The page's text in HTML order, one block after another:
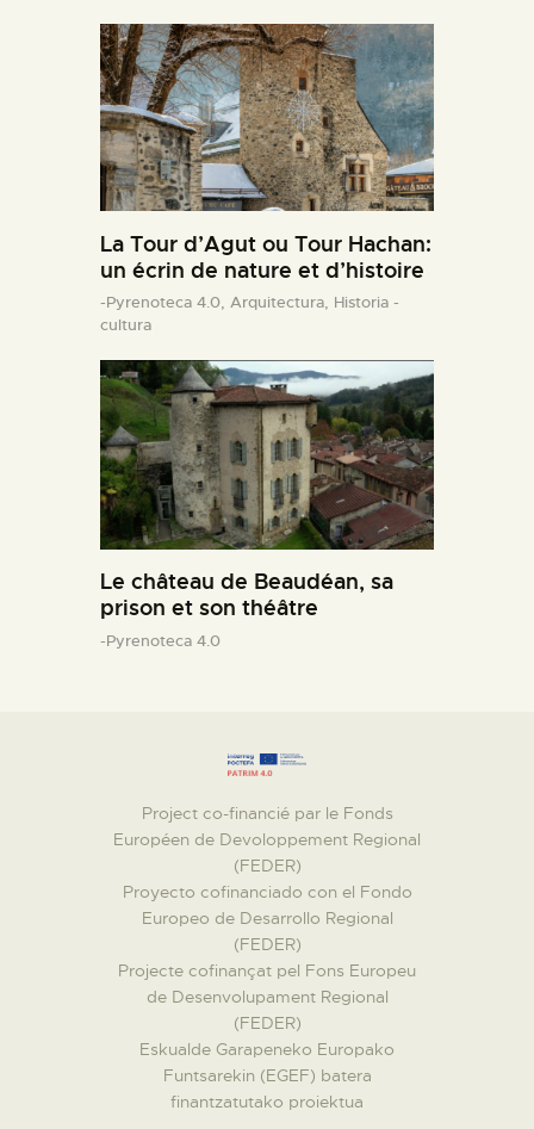
La Tour d’Agut ou Tour Hachan:
un écrin de nature et d’histoire
-Pyrenoteca 4.0, Arquitectura, Historia -
cultura
Le château de Beaudéan, sa
prison et son théâtre
-Pyrenoteca 4.0
Project co-financié par le Fonds
Européen de Devoloppement Regional
(FEDER)
Proyecto cofinanciado con el Fondo
Europeo de Desarrollo Regional
(FEDER)
Projecte cofinançat pel Fons Europeu
de Desenvolupament Regional
(FEDER)
Eskualde Garapeneko Europako
Funtsarekin (EGEF) batera
finantzatutako proiektua